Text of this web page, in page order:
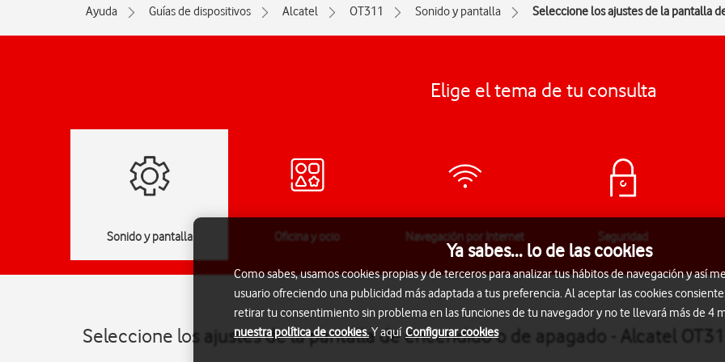
Ayuda Guías de dispositivos Alcatel OT311 Sonido y pantalla Seleccione los ajustes de la pantalla
Elige el tema de tu consulta
Sonido y pantalla Oficina y ocio Navegación por Internet Seguridad
Seleccione los ajustes de la pantalla de encendido o de apagado - Alcatel
Ya sabes... lo de las cookies
Como sabes, usamos cookies propias y de terceros para analizar tus hábitos de navegación y así
usuario ofreciendo una publicidad más adaptada a tus preferencia. Al aceptar las cookies
retirar tu consentimiento sin problema en las funciones de tu navegador y no te llevará más de 4
nuestra política de cookies.Y aquí Configurar cookies